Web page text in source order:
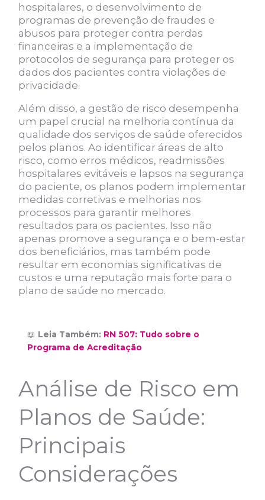
hospitalares, o desenvolvimento de
programas de prevenção de fraudes e
abusos para proteger contra perdas
financeiras e a implementação de
protocolos de segurança para proteger os
dados dos pacientes contra violações de
privacidade.
Além disso, a gestão de risco desempenha
um papel crucial na melhoria contínua da
qualidade dos serviços de saúde oferecidos
pelos planos. Ao identificar áreas de alto
risco, como erros médicos, readmissões
hospitalares evitáveis e lapsos na segurança
do paciente, os planos podem implementar
medidas corretivas e melhorias nos
processos para garantir melhores
resultados para os pacientes. Isso não
apenas promove a segurança e o bem-estar
dos beneficiários, mas também pode
resultar em economias significativas de
custos e uma reputação mais forte para o
plano de saúde no mercado.
📖 Leia Também: RN 507: Tudo sobre o
Programa de Acreditação
Análise de Risco em
Planos de Saúde:
Principais
Considerações